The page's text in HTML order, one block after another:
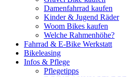
Damenfahrrad kaufen
Kinder & Jugend Räder
Woom Bikes kaufen
Welche Rahmenhöhe?
Fahrrad & E-Bike Werkstatt
Bikeleasing
Infos & Pflege
Pflegetipps